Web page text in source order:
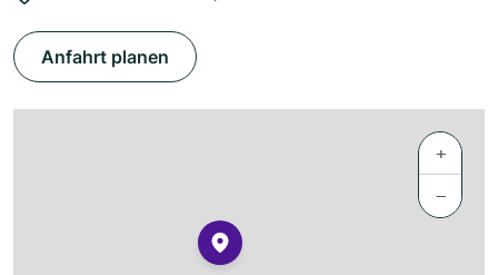
Anfahrt planen
+
−